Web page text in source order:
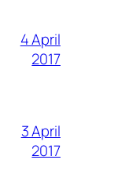
4 April
2017
3 April
2017